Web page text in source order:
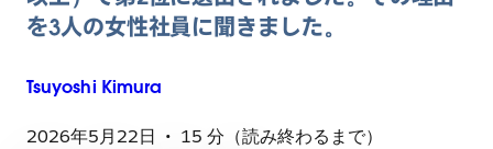
を3人の女性社員に聞きました。
Tsuyoshi Kimura
2026年5月22日
15 分（読み終わるまで）